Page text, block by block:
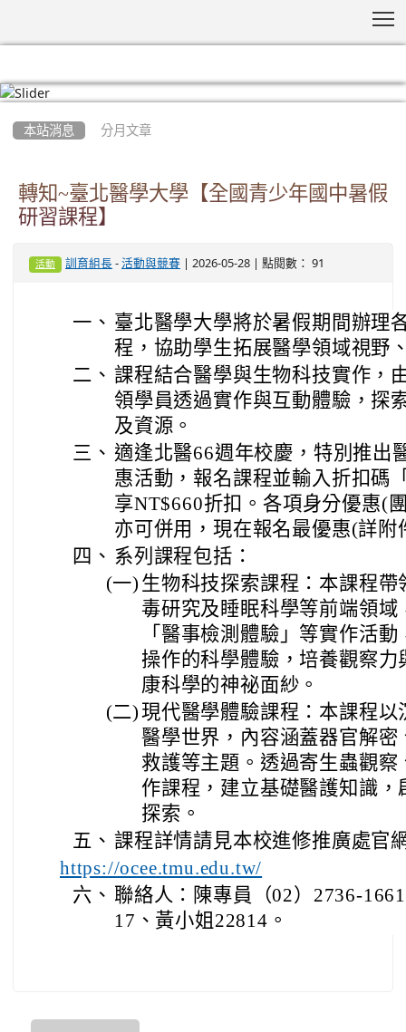
本站消息 分月文章
轉知~臺北醫學大學【全國青少年國中暑假
研習課程】
活動 訓育組長 -活動與競賽 | 2026-05-28 | 點閱數： 91
一、 臺北醫學大學將於暑假期間辦理
程，協助學生拓展醫學領域視野
二、 課程結合醫學與生物科技實作，
領學員透過實作與互動體驗，探
及資源。
三、 適逢北醫66週年校慶，特別推出
惠活動，報名課程並輸入折扣碼
享NT$660折扣。各項身分優惠(
亦可併用，現在報名最優惠(詳附
四、 系列課程包括：
(一) 生物科技探索課程：本課程
毒研究及睡眠科學等前端領
「醫事檢測體驗」等實作活
操作的科學體驗，培養觀察
康科學的神祕面紗。
(二)現代醫學體驗課程：本課程
醫學世界，內容涵蓋器官解
救護等主題。透過寄生蟲觀
作課程，建立基礎醫護知識
探索。
五、 課程詳情請見本校進修推廣處官
https://ocee.tmu.edu.tw/
六、 聯絡人：陳專員（02）2736-
17、黃小姐22814。